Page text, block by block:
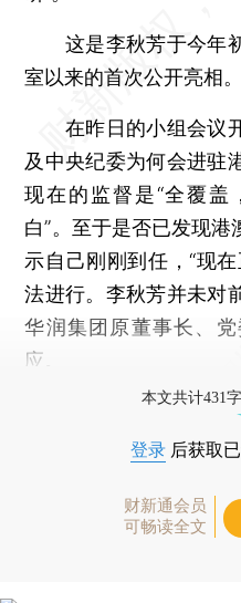
这是李秋芳于今年初
室以来的首次公开亮相。
在昨日的小组会议开
及中央纪委为何会进驻
现在的监督是“全覆盖
白”。至于是否已发现
示自己刚刚到任，“现
法进行。李秋芳并未对
华润集团原董事长、
应。
本文共计431
登录 后获取
财新通会员
可畅读全文